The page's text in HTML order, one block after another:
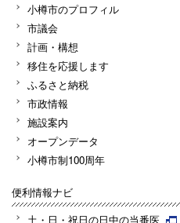
小樽市のプロフィル
市議会
計画・構想
移住を応援します
ふるさと納税
市政情報
施設案内
オープンデータ
小樽市制100周年
便利情報ナビ
土・日・祝日の日中の当番医